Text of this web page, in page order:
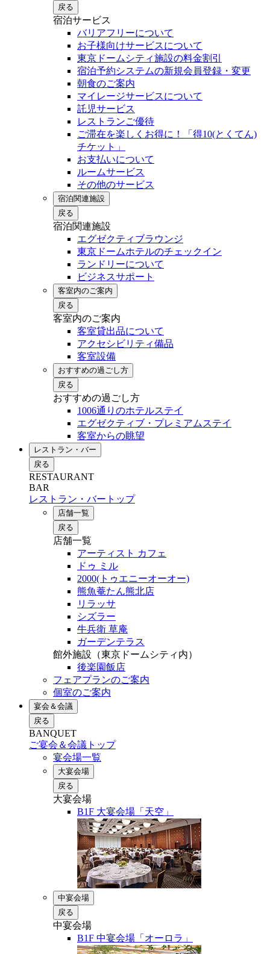
戻る
宿泊サービス
バリアフリーについて
お子様向けサービスについて
東京ドームシティ施設の料金割引
宿泊予約システムの新規会員登録・変更
朝食のご案内
マイレージサービスについて
託児サービス
レストランご優待
ご滞在を楽しくお得に！「得10(とくてん)
チケット」
お支払いについて
ルームサービス
その他のサービス
宿泊関連施設
戻る
宿泊関連施設
エグゼクティブラウンジ
東京ドームホテルのチェックイン
ランドリーについて
ビジネスサポート
客室内のご案内
戻る
客室内のご案内
客室貸出品について
アクセシビリティ備品
客室設備
おすすめの過ごし方
戻る
おすすめの過ごし方
1006通りのホテルステイ
エグゼクティブ・プレミアムステイ
客室からの眺望
レストラン・バー
戻る
RESTAURANT
BAR
レストラン・バートップ
店舗一覧
戻る
店舗一覧
アーティスト カフェ
ドゥ ミル
2000(トゥエニーオーオー)
熊魚菴たん熊北店
リラッサ
シズラー
牛兵衛 草庵
ガーデンテラス
館外施設（東京ドームシティ内）
後楽園飯店
フェアプランのご案内
個室のご案内
宴会＆会議
戻る
BANQUET
ご宴会＆会議トップ
宴会場一覧
大宴会場
戻る
大宴会場
B1F 大宴会場「天空」
中宴会場
戻る
中宴会場
B1F 中宴会場「オーロラ」